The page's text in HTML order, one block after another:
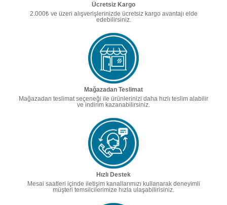
Ücretsiz Kargo
2.000₺ ve üzeri alışverişlerinizde ücretsiz kargo avantajı elde
edebilirsiniz.
Mağazadan Teslimat
Mağazadan teslimat seçeneği ile ürünlerinizi daha hızlı teslim alabilir
ve indirim kazanabilirsiniz.
Hızlı Destek
Mesai saatleri içinde iletişim kanallarımızı kullanarak deneyimli
müşteri temsilcilerimize hızla ulaşabilirisiniz.